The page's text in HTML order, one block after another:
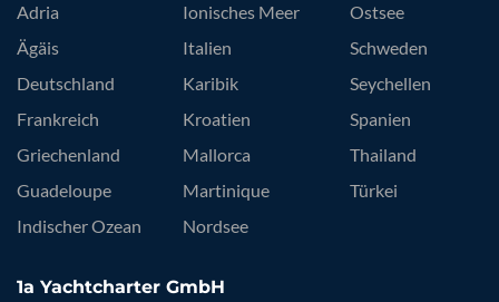
Adria
Ägäis
Deutschland
Frankreich
Griechenland
Guadeloupe
Indischer Ozean
Ionisches Meer
Italien
Karibik
Kroatien
Mallorca
Martinique
Nordsee
Ostsee
Schweden
Seychellen
Spanien
Thailand
Türkei
1a Yachtcharter GmbH